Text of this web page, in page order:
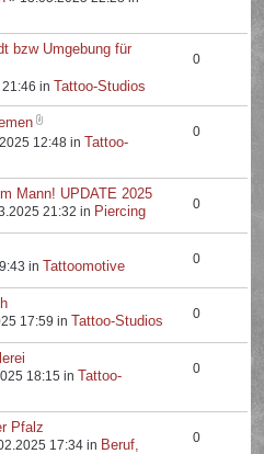
bzw Umgebung für
in Tattoo-Studios
0
12:48 in Tattoo-
0
Mann! UPDATE 2025
21:32 in Piercing 0
in Tattoomotive 0
17:59 in Tattoo-Studios 0
18:15 in Tattoo-
0
Pfalz
17:34 in Beruf,
0